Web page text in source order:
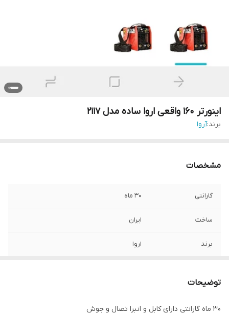
اینورتر 160 واقعی اروا ساده مدل 2117
برند:آروا
مشخصات
گارانتی 30 ماه
ساخت ایران
برند اروا
توضیحات
30 ماه گارانتی دارای کابل و انبرا تصال و جوش